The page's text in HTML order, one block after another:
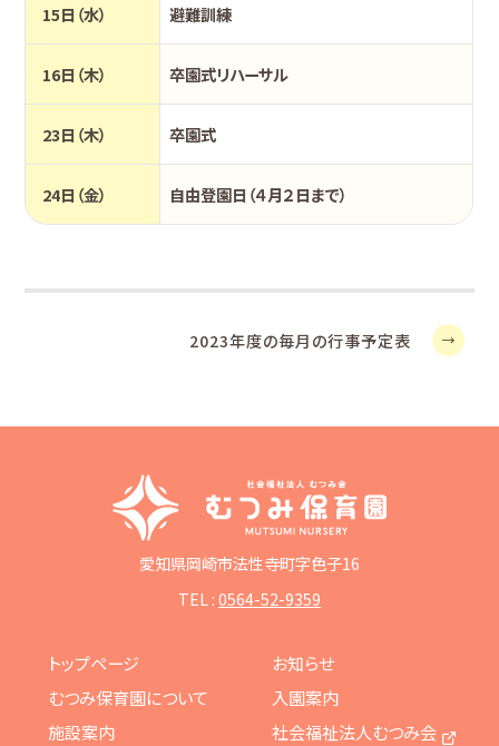
15日（水） 避難訓練
16日（木） 卒園式リハーサル
23日（木） 卒園式
24日（金） 自由登園日（４月２日まで）
2023年度の毎月の行事予定表
愛知県岡崎市法性寺町字色子16
TEL :0564-52-9359
トップページ
むつみ保育園について
施設案内
お知らせ
入園案内
社会福祉法人むつみ会